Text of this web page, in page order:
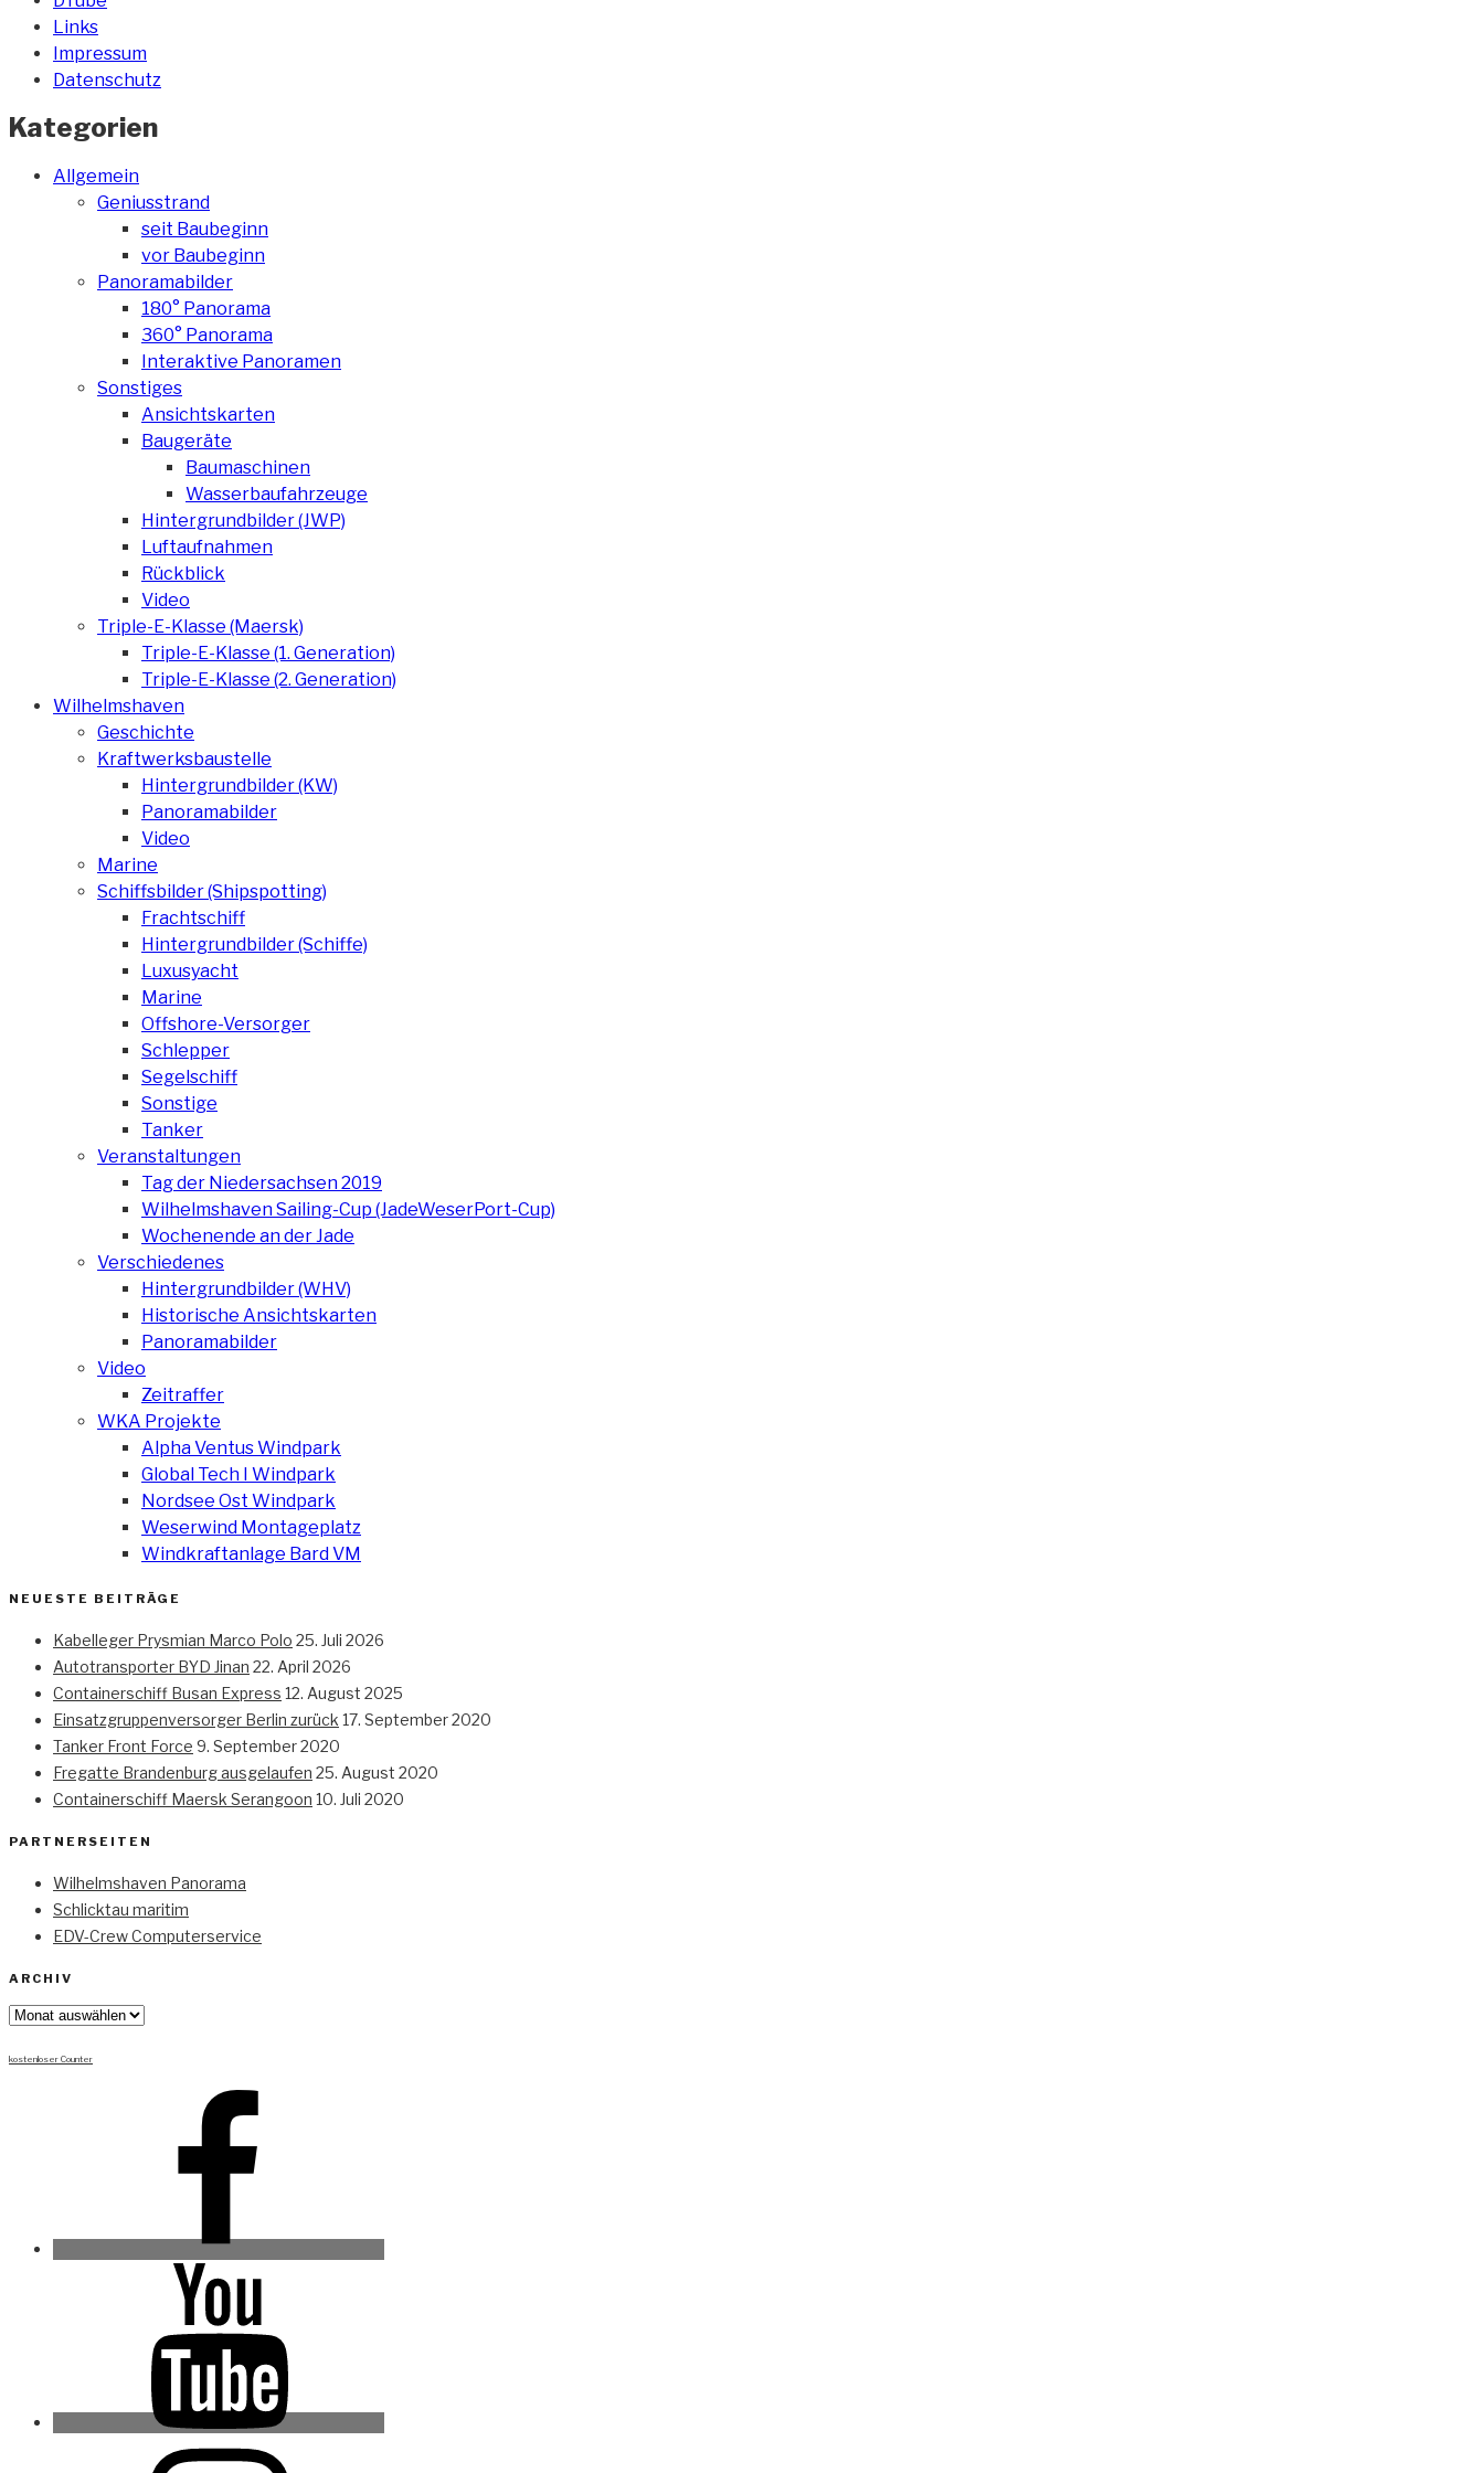
Links
Impressum
Datenschutz
Kategorien
Allgemein
Geniusstrand
seit Baubeginn
vor Baubeginn
Panoramabilder
180° Panorama
360° Panorama
Interaktive Panoramen
Sonstiges
Ansichtskarten
Baugeräte
Baumaschinen
Wasserbaufahrzeuge
Hintergrundbilder (JWP)
Luftaufnahmen
Rückblick
Video
Triple-E-Klasse (Maersk)
Triple-E-Klasse (1. Generation)
Triple-E-Klasse (2. Generation)
Wilhelmshaven
Geschichte
Kraftwerksbaustelle
Hintergrundbilder (KW)
Panoramabilder
Video
Marine
Schiffsbilder (Shipspotting)
Frachtschiff
Hintergrundbilder (Schiffe)
Luxusyacht
Marine
Offshore-Versorger
Schlepper
Segelschiff
Sonstige
Tanker
Veranstaltungen
Tag der Niedersachsen 2019
Wilhelmshaven Sailing-Cup (JadeWeserPort-Cup)
Wochenende an der Jade
Verschiedenes
Hintergrundbilder (WHV)
Historische Ansichtskarten
Panoramabilder
Video
Zeitraffer
WKA Projekte
Alpha Ventus Windpark
Global Tech I Windpark
Nordsee Ost Windpark
Weserwind Montageplatz
Windkraftanlage Bard VM
NEUESTE BEITRÄGE
Kabelleger Prysmian Marco Polo 25. Juli 2026
Autotransporter BYD Jinan 22. April 2026
Containerschiff Busan Express 12. August 2025
Einsatzgruppenversorger Berlin zurück 17. September 2020
Tanker Front Force 9. September 2020
Fregatte Brandenburg ausgelaufen 25. August 2020
Containerschiff Maersk Serangoon 10. Juli 2020
PARTNERSEITEN
Wilhelmshaven Panorama
Schlicktau maritim
EDV-Crew Computerservice
ARCHIV
Archiv
kostenloser Counter